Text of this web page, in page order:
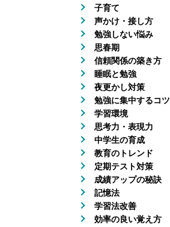
子育て
声かけ・接し方
勉強しない悩み
思春期
信頼関係の築き方
睡眠と勉強
夜更かし対策
勉強に集中するコツ
学習環境
思考力・表現力
中学生の育成
教育のトレンド
定期テスト対策
成績アップの秘訣
記憶法
学習法改善
効率の良い覚え方